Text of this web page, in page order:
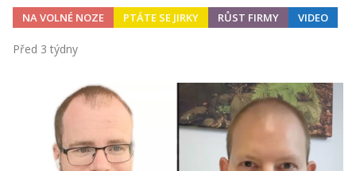
NA VOLNÉ NOZE PTÁTE SE JIRKY RŮST FIRMY VIDEO
Před 3 týdny